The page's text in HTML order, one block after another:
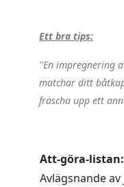
Ett bra tips:
''En impregnering
matchar ditt
fräscha upp ett
Att-göra-listan:
Avlägsnande